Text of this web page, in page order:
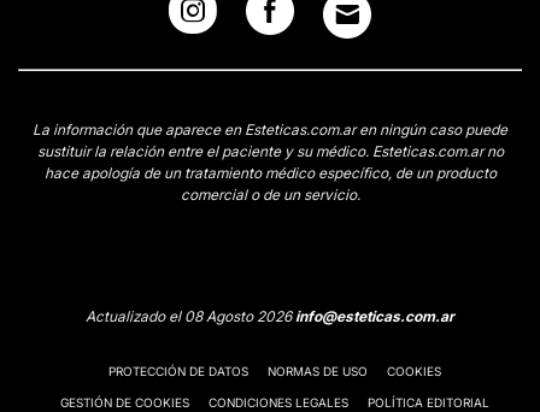
La información que aparece en Esteticas.com.ar en ningún caso puede
sustituir la relación entre el paciente y su médico. Esteticas.com.ar no
hace apología de un tratamiento médico específico, de un producto
comercial o de un servicio.
Actualizado el 08 Agosto 2026info@esteticas.com.ar
PROTECCIÓN DE DATOS NORMAS DE USO COOKIES
GESTIÓN DE COOKIES CONDICIONES LEGALES POLÍTICA EDITORIAL